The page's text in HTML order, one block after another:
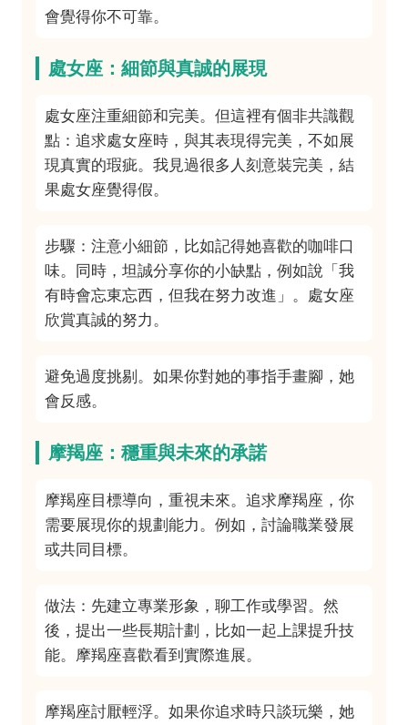
會覺得你不可靠。
處女座：細節與真誠的展現
處女座注重細節和完美。但這裡有個非共識觀
點：追求處女座時，與其表現得完美，不如展
現真實的瑕疵。我見過很多人刻意裝完美，結
果處女座覺得假。
步驟：注意小細節，比如記得她喜歡的咖啡口
味。同時，坦誠分享你的小缺點，例如說「我
有時會忘東忘西，但我在努力改進」。處女座
欣賞真誠的努力。
避免過度挑剔。如果你對她的事指手畫腳，她
會反感。
摩羯座：穩重與未來的承諾
摩羯座目標導向，重視未來。追求摩羯座，你
需要展現你的規劃能力。例如，討論職業發展
或共同目標。
做法：先建立專業形象，聊工作或學習。然
後，提出一些長期計劃，比如一起上課提升技
能。摩羯座喜歡看到實際進展。
摩羯座討厭輕浮。如果你追求時只談玩樂，她